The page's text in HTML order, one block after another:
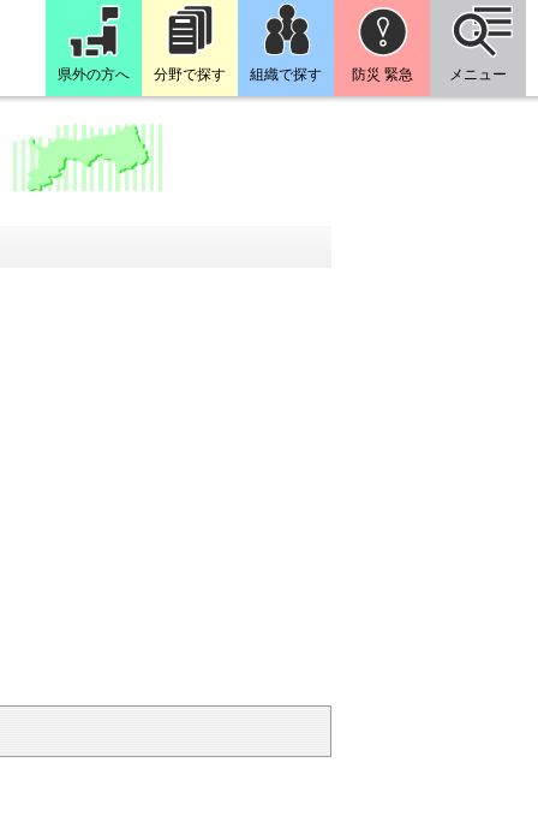
県外の方へ 分野で探す 組織で探す 防災 緊急 メニュー